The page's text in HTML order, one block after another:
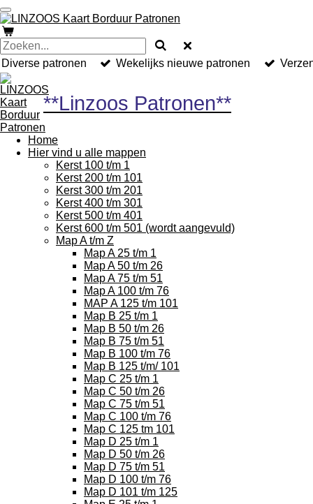
Ga
direct
naar
de
hoofdinhoud
Diverse patronen Wekelijks nieuwe patronen
**Linzoos Patronen**
Home
Hier vind u alle mappen
Kerst 100 t/m 1
Kerst 200 t/m 101
Kerst 300 t/m 201
Kerst 400 t/m 301
Kerst 500 t/m 401
Kerst 600 t/m 501 (wordt aangevuld)
Map A t/m Z
Map A 25 t/m 1
Map A 50 t/m 26
Map A 75 t/m 51
Map A 100 t/m 76
MAP A 125 t/m 101
Map B 25 t/m 1
Map B 50 t/m 26
Map B 75 t/m 51
Map B 100 t/m 76
Map B 125 t/m/ 101
Map C 25 t/m 1
Map C 50 t/m 26
Map C 75 t/m 51
Map C 100 t/m 76
Map C 125 tm 101
Map D 25 t/m 1
Map D 50 t/m 26
Map D 75 t/m 51
Map D 100 t/m 76
Map D 101 t/m 125